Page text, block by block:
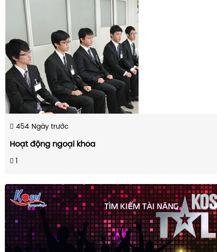
454 Ngày trước
Hoạt động ngoại khóa
1